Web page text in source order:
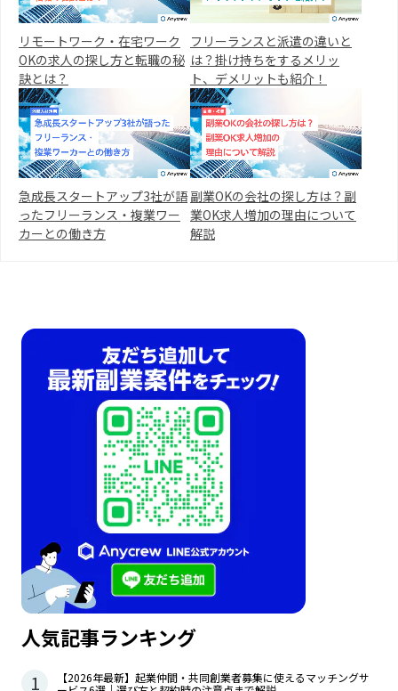
リモートワーク・在宅ワーク
OKの求人の探し方と転職の秘
訣とは？
フリーランスと派遣の違いと
は？掛け持ちをするメリッ
ト、デメリットも紹介！
急成長スタートアップ3社が語
ったフリーランス・複業ワー
カーとの働き方
副業OKの会社の探し方は？副
業OK求人増加の理由について
解説
人気記事ランキング
1
【2026年最新】起業仲間・共同創業者募集に使えるマッチングサ